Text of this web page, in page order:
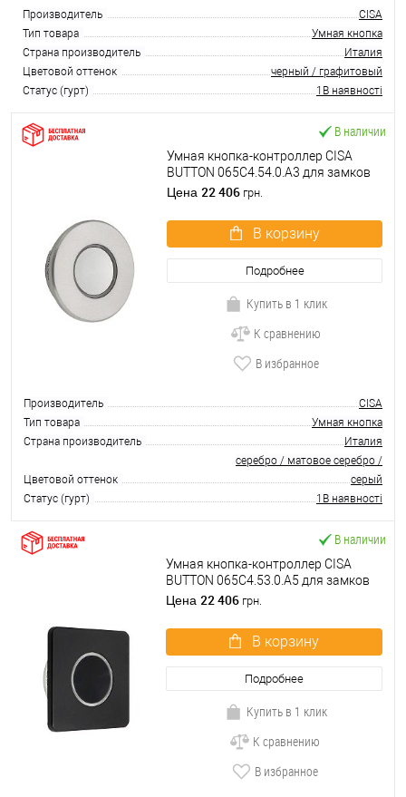
Производитель
CISA
Тип товара
Умная кнопка
Страна производитель
Италия
Цветовой оттенок
черный / графитовый
Статус (гурт)
1В наявності
В наличии
Умная кнопка-контроллер CISA
BUTTON 065C4.54.0.A3 для замков
DOMO круглая серая
Цена 22 406 грн.
В корзину
Подробнее
Купить в 1 клик
К сравнению
В избранное
Производитель
CISA
Тип товара
Умная кнопка
Страна производитель
Италия
Цветовой оттенок
серебро / матовое серебро /
серый
Статус (гурт)
1В наявності
В наличии
Умная кнопка-контроллер CISA
BUTTON 065C4.53.0.A5 для замков
DOMO квадратная черная
Цена 22 406 грн.
В корзину
Подробнее
Купить в 1 клик
К сравнению
В избранное